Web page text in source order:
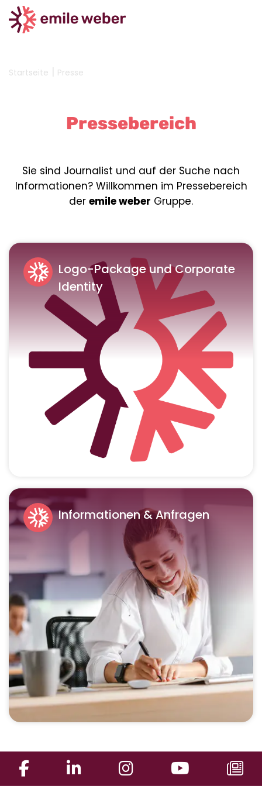
Startseite | Presse
Pressebereich
Sie sind Journalist und auf der Suche nach
Informationen? Willkommen im Pressebereich
der emile weber Gruppe.
Logo-Package und Corporate
Identity
Informationen & Anfragen